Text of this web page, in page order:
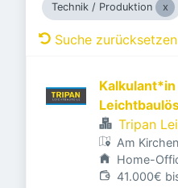
Technik / Produktion
Suche zurücksetzen
Tripan
Am
Österreich
Home-
41.000€